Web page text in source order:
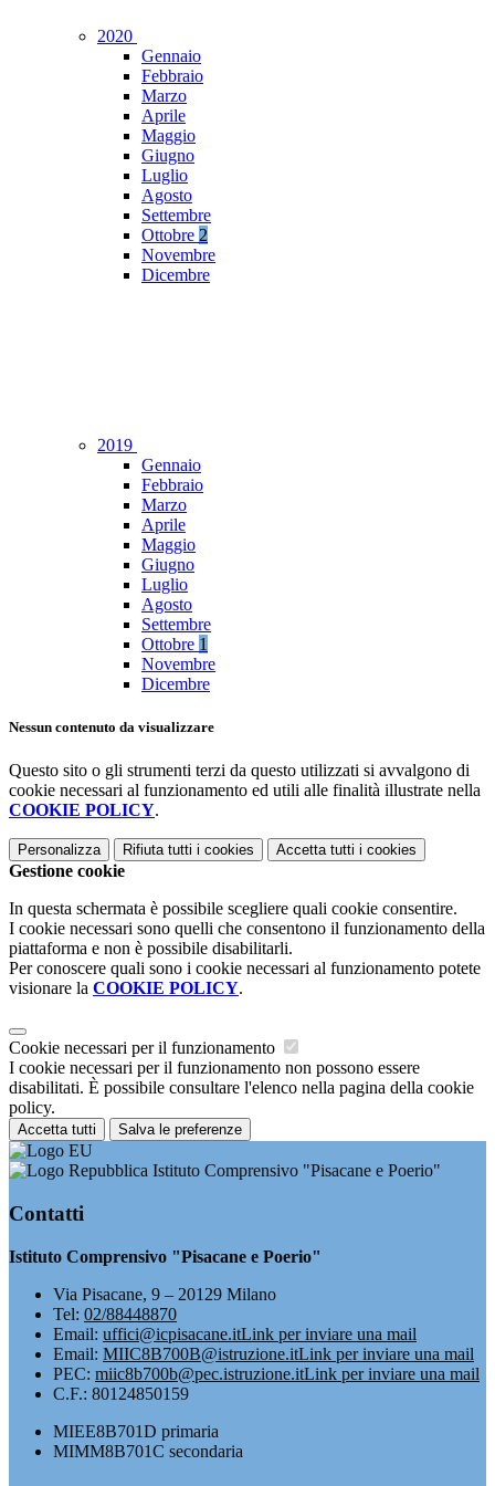
2020
Gennaio
Febbraio
Marzo
Aprile
Maggio
Giugno
Luglio
Agosto
Settembre
Ottobre 2
Novembre
Dicembre
2019
Gennaio
Febbraio
Marzo
Aprile
Maggio
Giugno
Luglio
Agosto
Settembre
Ottobre 1
Novembre
Dicembre
Nessun contenuto da visualizzare
Questo sito o gli strumenti terzi da questo utilizzati si avvalgono di
cookie necessari al funzionamento ed utili alle finalità illustrate nella
COOKIE POLICY.
Personalizza Rifiuta tutti i cookies Accetta tutti i cookies
Gestione cookie
In questa schermata è possibile scegliere quali cookie consentire.
I cookie necessari sono quelli che consentono il funzionamento della
piattaforma e non è possibile disabilitarli.
Per conoscere quali sono i cookie necessari al funzionamento potete
visionare la COOKIE POLICY.
Cookie necessari per il funzionamento
I cookie necessari per il funzionamento non possono essere
disabilitati. È possibile consultare l'elenco nella pagina della cookie
policy.
Accetta tutti Salva le preferenze
Istituto Comprensivo "Pisacane e Poerio"
Contatti
Istituto Comprensivo "Pisacane e Poerio"
Via Pisacane, 9 – 20129 Milano
Tel: 02/88448870
Email: uffici@icpisacane.itLink per inviare una mail
Email: MIIC8B700B@istruzione.itLink per inviare una mail
PEC: miic8b700b@pec.istruzione.itLink per inviare una mail
C.F.: 80124850159
MIEE8B701D primaria
MIMM8B701C secondaria